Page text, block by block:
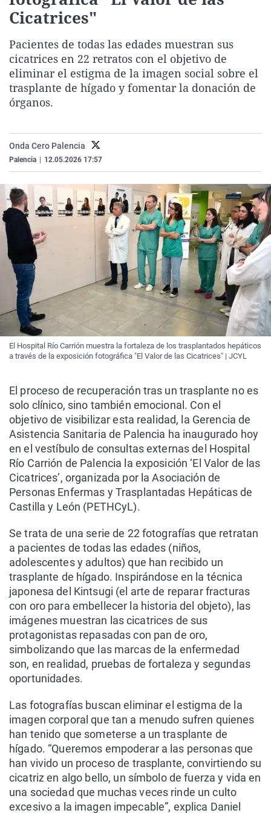
Como el perro y el
Equipo de
Operación Viuda
La Rioja
Navarra
País Vasco
Elecciones
Cicatrices"
Pacientes de todas las edades muestran sus
cicatrices en 22 retratos con el objetivo de
eliminar el estigma de la imagen social sobre el
trasplante de hígado y fomentar la donación de
órganos.
Onda Cero Palencia
Palencia 12.05.2026 17:57
El Hospital Río Carrión muestra la fortaleza de los trasplantados hepáticos
a través de la exposición fotográfica "El Valor de las Cicatrices" | JCYL
El proceso de recuperación tras un trasplante no es
solo clínico, sino también emocional. Con el
objetivo de visibilizar esta realidad, la Gerencia de
Asistencia Sanitaria de Palencia ha inaugurado hoy
en el vestíbulo de consultas externas del Hospital
Río Carrión de Palencia la exposición ‘El Valor de las
Cicatrices’, organizada por la Asociación de
Personas Enfermas y Trasplantadas Hepáticas de
Castilla y León (PETHCyL).
Se trata de una serie de 22 fotografías que retratan
a pacientes de todas las edades (niños,
adolescentes y adultos) que han recibido un
trasplante de hígado. Inspirándose en la técnica
japonesa del Kintsugi (el arte de reparar fracturas
con oro para embellecer la historia del objeto), las
imágenes muestran las cicatrices de sus
protagonistas repasadas con pan de oro,
simbolizando que las marcas de la enfermedad
son, en realidad, pruebas de fortaleza y segundas
oportunidades.
Las fotografías buscan eliminar el estigma de la
imagen corporal que tan a menudo sufren quienes
han tenido que someterse a un trasplante de
hígado. “Queremos empoderar a las personas que
han vivido un proceso de trasplante, convirtiendo su
cicatriz en algo bello, un símbolo de fuerza y vida en
una sociedad que muchas veces rinde un culto
excesivo a la imagen impecable”, explica Daniel